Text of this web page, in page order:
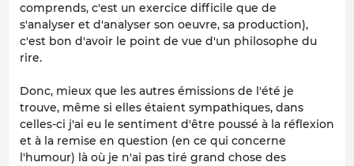
comprends, c'est un exercice difficile que de
s'analyser et d'analyser son oeuvre, sa production),
c'est bon d'avoir le point de vue d'un philosophe du
rire.
Donc, mieux que les autres émissions de l'été je
trouve, même si elles étaient sympathiques, dans
celles-ci j'ai eu le sentiment d'être poussé à la réflexion
et à la remise en question (en ce qui concerne
l'humour) là où je n'ai pas tiré grand chose des